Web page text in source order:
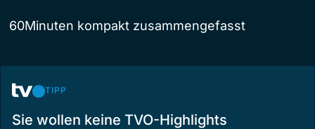
60Minuten kompakt zusammengefasst
TIPP
Sie wollen keine TVO-Highlights